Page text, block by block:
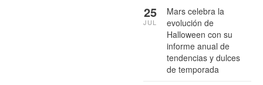
Mars celebra la
evolución de
Halloween con su
informe anual de
tendencias y dulces
de temporada
25
JUL